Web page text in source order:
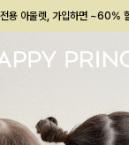
멤버십 최대 28,000원 혜택